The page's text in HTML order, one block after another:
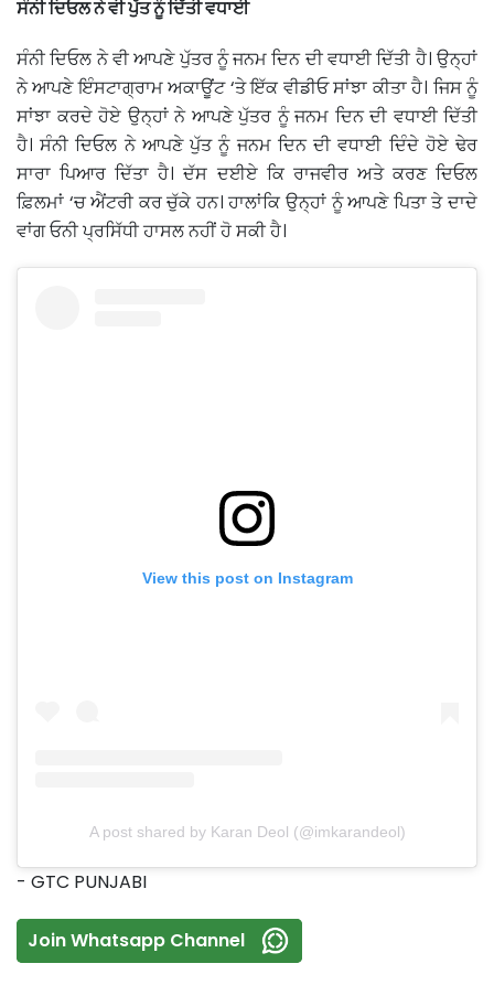
ਸੰਨੀ ਦਿਓਲ ਨੇ ਵੀ ਪੁੱਤ ਨੂੰ ਦਿੱਤੀ ਵਧਾਈ
ਸੰਨੀ ਦਿਓਲ ਨੇ ਵੀ ਆਪਣੇ ਪੁੱਤਰ ਨੂੰ ਜਨਮ ਦਿਨ ਦੀ ਵਧਾਈ ਦਿੱਤੀ ਹੈ। ਉਨ੍ਹਾਂ
ਨੇ ਆਪਣੇ ਇੰਸਟਾਗ੍ਰਾਮ ਅਕਾਊਂਟ ‘ਤੇ ਇੱਕ ਵੀਡੀਓ ਸਾਂਝਾ ਕੀਤਾ ਹੈ। ਜਿਸ ਨੂੰ
ਸਾਂਝਾ ਕਰਦੇ ਹੋਏ ਉਨ੍ਹਾਂ ਨੇ ਆਪਣੇ ਪੁੱਤਰ ਨੂੰ ਜਨਮ ਦਿਨ ਦੀ ਵਧਾਈ ਦਿੱਤੀ
ਹੈ। ਸੰਨੀ ਦਿਓਲ ਨੇ ਆਪਣੇ ਪੁੱਤ ਨੂੰ ਜਨਮ ਦਿਨ ਦੀ ਵਧਾਈ ਦਿੰਦੇ ਹੋਏ ਢੇਰ
ਸਾਰਾ ਪਿਆਰ ਦਿੱਤਾ ਹੈ। ਦੱਸ ਦਈਏ ਕਿ ਰਾਜਵੀਰ ਅਤੇ ਕਰਣ ਦਿਓਲ
ਫ਼ਿਲਮਾਂ ‘ਚ ਐਂਟਰੀ ਕਰ ਚੁੱਕੇ ਹਨ। ਹਾਲਾਂਕਿ ਉਨ੍ਹਾਂ ਨੂੰ ਆਪਣੇ ਪਿਤਾ ਤੇ ਦਾਦੇ
ਵਾਂਗ ਓਨੀ ਪ੍ਰਸਿੱਧੀ ਹਾਸਲ ਨਹੀਂ ਹੋ ਸਕੀ ਹੈ।
View this post on Instagram
A post shared by Karan Deol (@imkarandeol)
- GTC PUNJABI
Join Whatsapp Channel